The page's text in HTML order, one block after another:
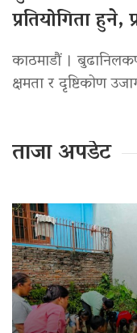
प्रतियोगिता
काठमाडौं ।
क्षमता र दृष्टिकोण
ताजा अपडेट